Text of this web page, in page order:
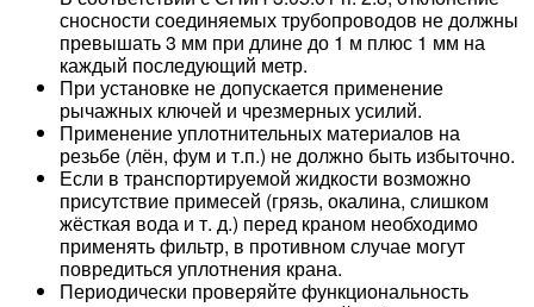
сносности соединяемых трубопроводов не должны
превышать 3 мм при длине до 1 м плюс 1 мм на
каждый последующий метр.
При установке не допускается применение
рычажных ключей и чрезмерных усилий.
Применение уплотнительных материалов на
резьбе (лён, фум и т.п.) не должно быть избыточно.
Если в транспортируемой жидкости возможно
присутствие примесей (грязь, окалина, слишком
жёсткая вода и т. д.) перед краном необходимо
применять фильтр, в противном случае могут
повредиться уплотнения крана.
Периодически проверяйте функциональность